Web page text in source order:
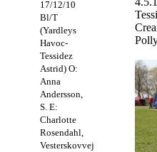
17/12/10
Bl/T
(Yardleys
Havoc-
Tessidez
Astrid) O:
Anna
Andersson,
S. E:
Charlotte
Rosendahl,
Vesterskovvej